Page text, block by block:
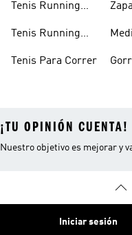
Tenis Running
Tenis Running
Tenis Para Correr
¡TU OPINIÓN CUENTA!
Nuestro objetivo es mejorar y
Iniciar sesión